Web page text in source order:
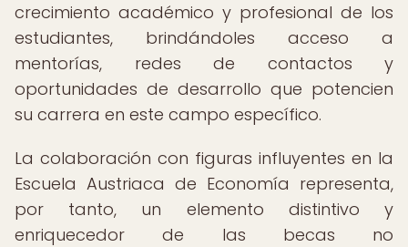
crecimiento académico y profesional de los
estudiantes, brindándoles acceso a
mentorías, redes de contactos y
oportunidades de desarrollo que potencien
su carrera en este campo específico.
La colaboración con figuras influyentes en la
Escuela Austriaca de Economía representa,
por tanto, un elemento distintivo y
enriquecedor de las becas no